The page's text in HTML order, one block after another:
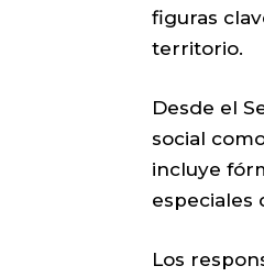
figuras
territorio.
Desde el
social
incluye
especiales
Los